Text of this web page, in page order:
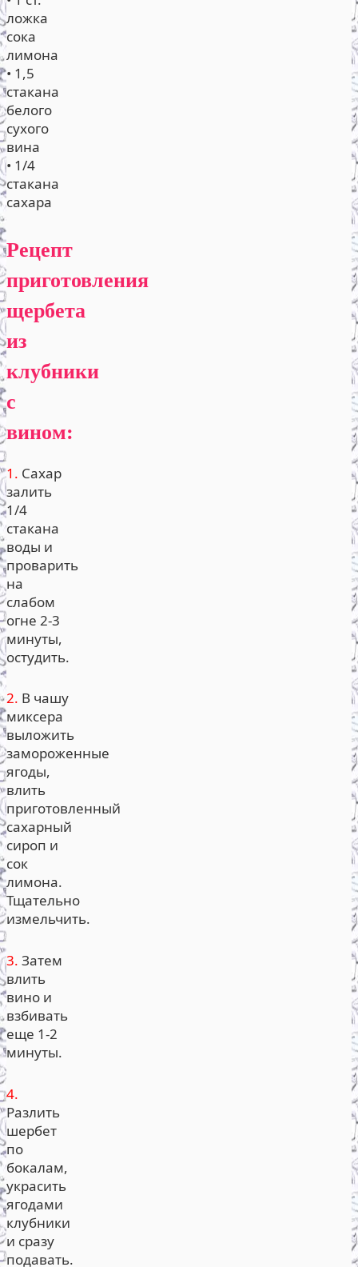
ложка
сока
лимона
• 1,5
стакана
белого
сухого
вина
• 1/4
стакана
сахара
Рецепт
приготовления
щербета
из
клубники
с
вином:
1. Сахар
залить
1/4
стакана
воды и
проварить
на
слабом
огне 2-3
минуты,
остудить.
2. В чашу
миксера
выложить
замороженные
ягоды,
влить
приготовленный
сахарный
сироп и
сок
лимона.
Тщательно
измельчить.
3. Затем
влить
вино и
взбивать
еще 1-2
минуты.
4.
Разлить
шербет
по
бокалам,
украсить
ягодами
клубники
и сразу
подавать.